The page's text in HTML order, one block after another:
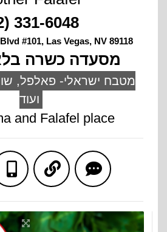
331-6048
#101, Las Vegas, NV 89118
מסעדה כשרה
מטבח ישראלי- פאלפל,
ועוד
and Falafel place